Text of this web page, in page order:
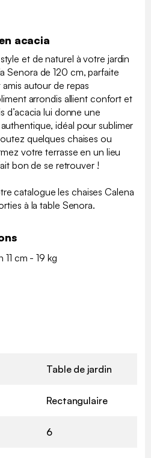
acacia
et de naturel à votre jardin
Senora de 120 cm, parfaite
autour de repas
arrondis allient confort et
d’acacia lui donne une
idéal pour sublimer
quelques chaises ou
votre terrasse en un lieu
bon de se retrouver !
catalogue les chaises Calena
à la table Senora.
11 cm - 19 kg
Table de jardin
Rectangulaire
6